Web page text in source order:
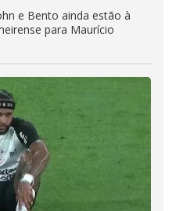
e Bento ainda estão à
para Maurício